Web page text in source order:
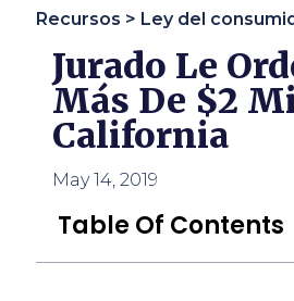
usando
pantalla;
Presione
Control-
accesibilidad.
Recursos > Ley del
Jurado Le
Más De $2
California
May 14, 2019
Table Of Contents